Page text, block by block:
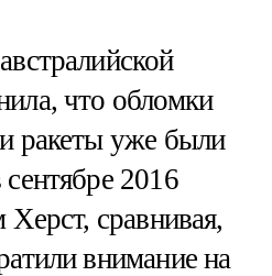
что обломки
ракеты уже были
2016
сравнивая,
внимание на